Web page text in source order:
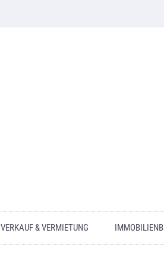
VERKAUF & VERMIETUNG